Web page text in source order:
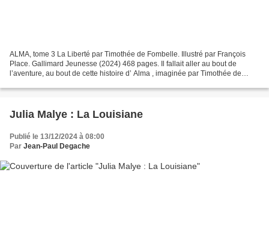
ALMA, tome 3 La Liberté par Timothée de Fombelle. Illustré par François
Place. Gallimard Jeunesse (2024) 468 pages. Il fallait aller au bout de
l’aventure, au bout de cette histoire d’ Alma , imaginée par Timothée de
Julia Malye : La Louisiane
Publié le 13/12/2024 à 08:00
Par Jean-Paul Degache